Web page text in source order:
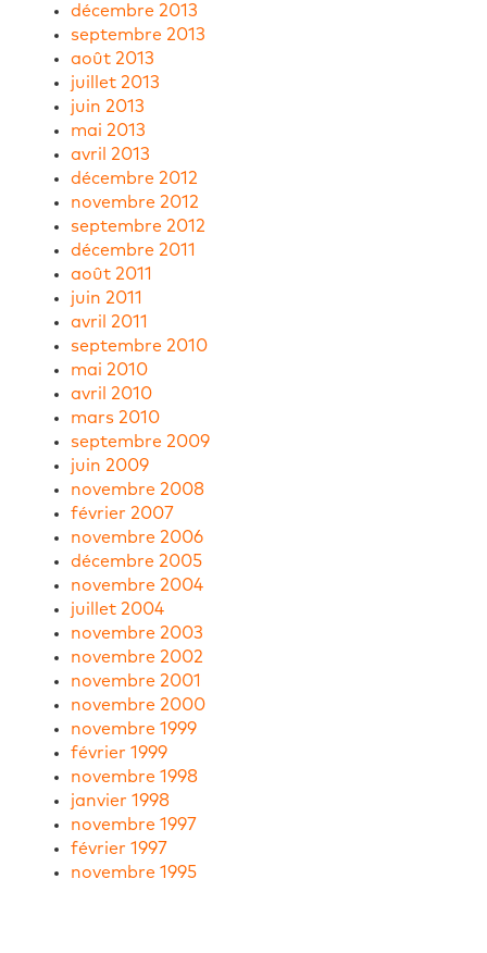
décembre 2013
septembre 2013
août 2013
juillet 2013
juin 2013
mai 2013
avril 2013
décembre 2012
novembre 2012
septembre 2012
décembre 2011
août 2011
juin 2011
avril 2011
septembre 2010
mai 2010
avril 2010
mars 2010
septembre 2009
juin 2009
novembre 2008
février 2007
novembre 2006
décembre 2005
novembre 2004
juillet 2004
novembre 2003
novembre 2002
novembre 2001
novembre 2000
novembre 1999
février 1999
novembre 1998
janvier 1998
novembre 1997
février 1997
novembre 1995